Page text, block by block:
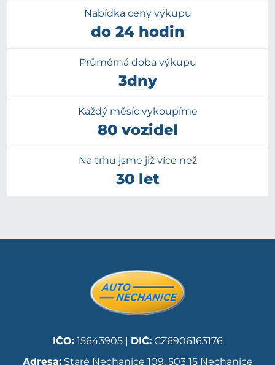
Nabídka ceny výkupu
do 24 hodin
Průměrná doba výkupu
3dny
Každý měsíc vykoupíme
80 vozidel
Na trhu jsme již více než
30 let
IČO:15643905 | DIČ:CZ6906163176
Adresa:Staré Nechanice 109, 503 15 Nechanice